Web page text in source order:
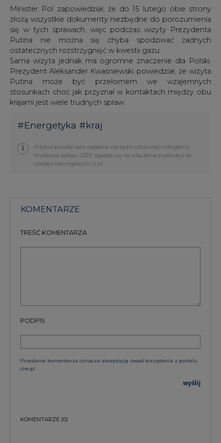
Minister Pol zapowiedział, że do 15 lutego obie strony
złożą wszystkie dokumenty niezbędne do porozumienia
się w tych sprawach, więc podczas wizyty Prezydenta
Putina nie można się chyba spodziwać żadnych
ostatecznych rozstrzygnięć w kwestii gazu.
Sama wizyta jednak ma ogromne znaczenie dla Polski.
Prezydent Aleksander Kwaśniewski powiedział, że wizyta
Putina może być przełomem we wzajemnych
stosunkach choć jak przyznał w kontaktach między obu
krajami jest wiele trudnych spraw.
#Energetyka #kraj
Artykuł powstał bez wsparcia narzędzi sztucznej inteligencji.
Wydawca portalu CIRE zgadza się na włączenie publikacji do
szkoleń treningowych LLM.
KOMENTARZE
TREŚĆ KOMENTARZA
PODPIS
Przesłanie komentarza oznacza akceptację zasad korzystania z portalu
cire.pl
wyślij
KOMENTARZE (0)